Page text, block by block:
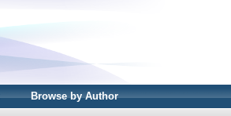
Browse by Author